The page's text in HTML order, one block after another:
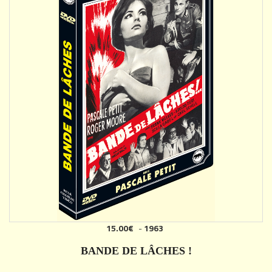
15.00€ -1963
BANDE DE LÂCHES !